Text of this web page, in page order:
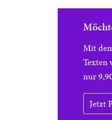
Mit
Texten
nur
Jetzt